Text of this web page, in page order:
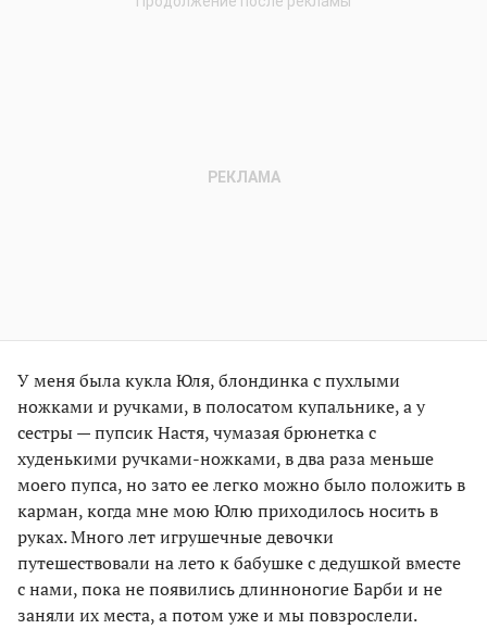
У меня была кукла Юля, блондинка с пухлыми
ножками и ручками, в полосатом купальнике, а у
сестры — пупсик Настя, чумазая брюнетка с
худенькими ручками-ножками, в два раза меньше
моего пупса, но зато ее легко можно было положить в
карман, когда мне мою Юлю приходилось носить в
руках. Много лет игрушечные девочки
путешествовали на лето к бабушке с дедушкой вместе
с нами, пока не появились длинноногие Барби и не
заняли их места, а потом уже и мы повзрослели.